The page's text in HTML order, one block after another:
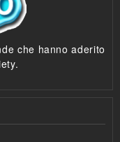
che hanno aderito